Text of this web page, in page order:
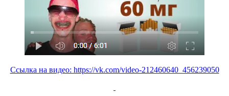
Ссылка на видео: https://vk.com/video-212460640_456239050